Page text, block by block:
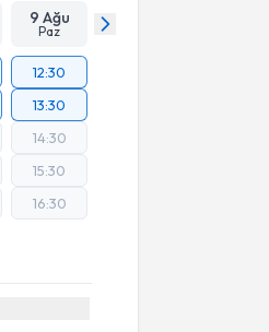
9 Ağu
Paz
12:30
13:30
14:30
15:30
16:30